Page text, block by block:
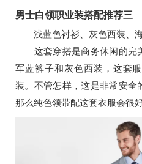
男士白领职业装搭配推荐三
浅蓝色衬衫、灰色西装、海
这套穿搭是商务休闲的完
军蓝裤子和灰色西装，这套
装。不管怎样，这是非常安全
那么纯色领带配这套衣服会很好